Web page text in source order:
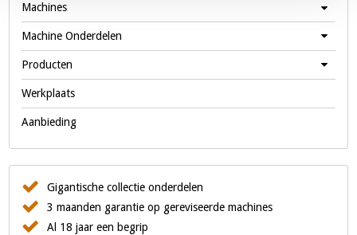
Machines
Machine Onderdelen
Producten
Werkplaats
Aanbieding
Gigantische collectie onderdelen
3 maanden garantie op gereviseerde machines
Al 18 jaar een begrip